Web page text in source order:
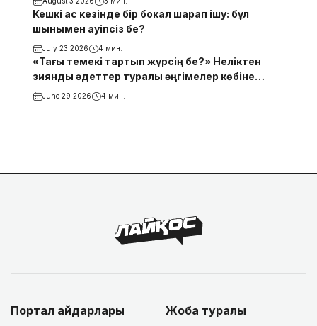
Кешкі ас кезінде бір бокал шарап ішу: бұл
шынымен қауіпсіз бе?
July 23 2026 4 мин.
«Тағы темекі тартып жүрсің бе?» Неліктен
зиянды әдеттер туралы әңгімелер көбіне
жанжалмен аяқталады
June 29 2026 4 мин.
Портал айдарлары Жоба туралы